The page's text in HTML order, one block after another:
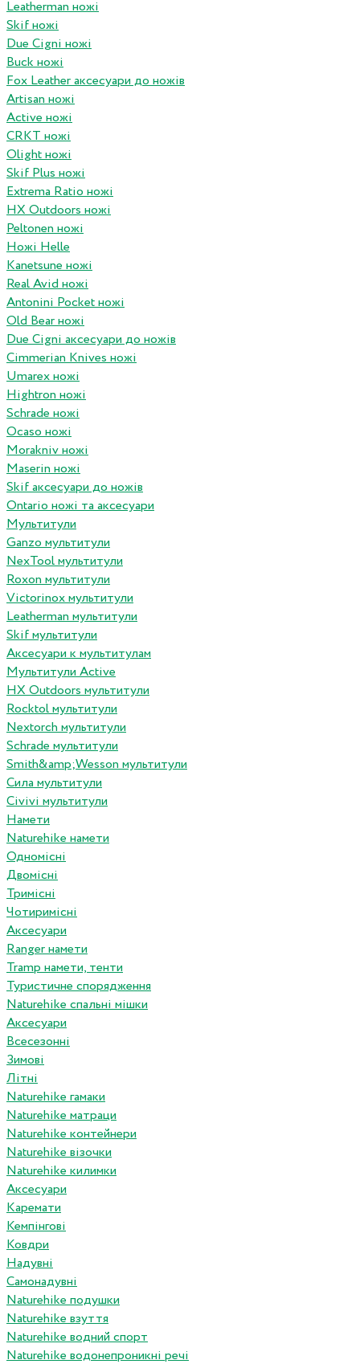
Leatherman ножі
Skif ножі
Due Cigni ножі
Buck ножі
Fox Leather аксесуари до ножів
Artisan ножі
Active ножі
CRKT ножі
Olight ножі
Skif Plus ножі
Extrema Ratio ножі
HX Outdoors ножі
Peltonen ножі
Ножі Helle
Kanetsune ножі
Real Avid ножі
Antonini Pocket ножі
Old Bear ножі
Due Cigni аксесуари до ножів
Cimmerian Knives ножі
Umarex ножі
Hightron ножі
Schrade ножі
Ocaso ножі
Morakniv ножі
Maserin ножі
Skif аксесуари до ножів
Ontario ножі та аксесуари
Мультитули
Ganzo мультитули
NexTool мультитули
Roxon мультитули
Victorinox мультитули
Leatherman мультитули
Skif мультитули
Аксесуари к мультитулам
Мультитули Active
HX Outdoors мультитули
Rocktol мультитули
Nextorch мультитули
Schrade мультитули
Smith&amp;Wesson мультитули
Сила мультитули
Civivi мультитули
Намети
Naturehike намети
Одномісні
Двомісні
Тримісні
Чотиримісні
Аксесуари
Ranger намети
Tramp намети, тенти
Туристичне спорядження
Naturehike спальні мішки
Аксесуари
Всесезонні
Зимові
Літні
Naturehike гамаки
Naturehike матраци
Naturehike контейнери
Naturehike візочки
Naturehike килимки
Аксесуари
Каремати
Кемпінгові
Ковдри
Надувні
Самонадувні
Naturehike подушки
Naturehike взуття
Naturehike водний спорт
Naturehike водонепроникні речі